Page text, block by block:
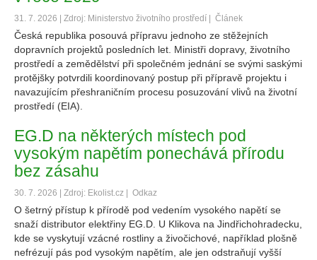
31. 7. 2026 | Zdroj: Ministerstvo životního prostředí | Článek
Česká republika posouvá přípravu jednoho ze stěžejních
dopravních projektů posledních let. Ministři dopravy, životního
prostředí a zemědělství při společném jednání se svými saskými
protějšky potvrdili koordinovaný postup při přípravě projektu i
navazujícím přeshraničním procesu posuzování vlivů na životní
prostředí (EIA).
EG.D na některých místech pod
vysokým napětím ponechává přírodu
bez zásahu
30. 7. 2026 | Zdroj: Ekolist.cz | Odkaz
O šetrný přístup k přírodě pod vedením vysokého napětí se
snaží distributor elektřiny EG.D. U Klikova na Jindřichohradecku,
kde se vyskytují vzácné rostliny a živočichové, například plošně
nefrézují pás pod vysokým napětím, ale jen odstraňují vyšší